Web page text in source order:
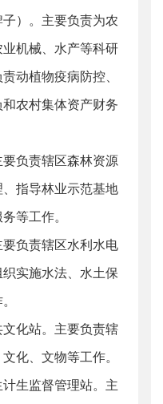
）。主要负责为农
机械、水产等科研
动植物疫病防控、
农村集体资产财务
要负责辖区森林资源
指导林业示范基地
等工作。
要负责辖区水利水电
实施水法、水土保
文化站。主要负责辖
化、文物等工作。
计生监督管理站。主